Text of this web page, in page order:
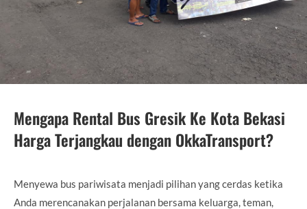
Mengapa Rental Bus Gresik Ke Kota Bekasi
Harga Terjangkau dengan OkkaTransport?
Menyewa bus pariwisata menjadi pilihan yang cerdas ketika
Anda merencanakan perjalanan bersama keluarga, teman,